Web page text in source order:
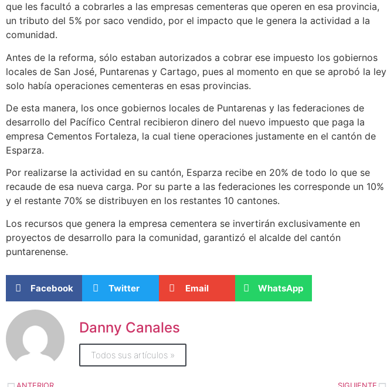
que les facultó a cobrarles a las empresas cementeras que operen en esa provincia,
un tributo del 5% por saco vendido, por el impacto que le genera la actividad a la
comunidad.
Antes de la reforma, sólo estaban autorizados a cobrar ese impuesto los gobiernos
locales de San José, Puntarenas y Cartago, pues al momento en que se aprobó la ley
solo había operaciones cementeras en esas provincias.
De esta manera, los once gobiernos locales de Puntarenas y las federaciones de
desarrollo del Pacífico Central recibieron dinero del nuevo impuesto que paga la
empresa Cementos Fortaleza, la cual tiene operaciones justamente en el cantón de
Esparza.
Por realizarse la actividad en su cantón, Esparza recibe en 20% de todo lo que se
recaude de esa nueva carga. Por su parte a las federaciones les corresponde un 10%
y el restante 70% se distribuyen en los restantes 10 cantones.
Los recursos que genera la empresa cementera se invertirán exclusivamente en
proyectos de desarrollo para la comunidad, garantizó el alcalde del cantón
puntarenense.
Facebook Twitter Email WhatsApp
Danny Canales
Todos sus artículos »